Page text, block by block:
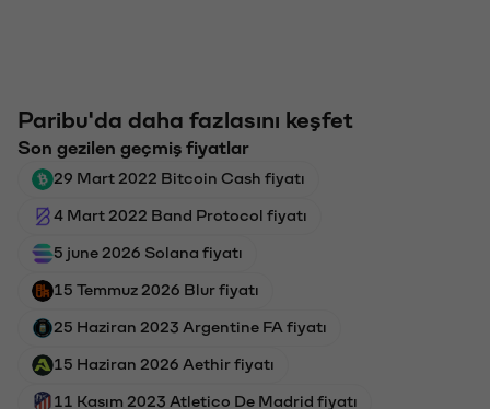
Paribu'da daha fazlasını keşfet
Son gezilen geçmiş fiyatlar
29 Mart 2022 Bitcoin Cash fiyatı
4 Mart 2022 Band Protocol fiyatı
5 june 2026 Solana fiyatı
15 Temmuz 2026 Blur fiyatı
25 Haziran 2023 Argentine FA fiyatı
15 Haziran 2026 Aethir fiyatı
11 Kasım 2023 Atletico De Madrid fiyatı